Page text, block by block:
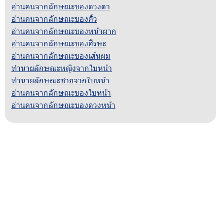
อ่านคนจากลักษณะของดวงตา
อ่านคนจากลักษณะของคิ้ว
อ่านคนจากลักษณะของหน้าผาก
อ่านคนจากลักษณะของศีรษะ
อ่านคนจากลักษณะของเส้นผม
ทำนายลักษณะหญิงจากใบหน้า
ทำนายลักษณะชายจากใบหน้า
อ่านคนจากลักษณะของใบหน้า
อ่านคนจากลักษณะของดวงหน้า